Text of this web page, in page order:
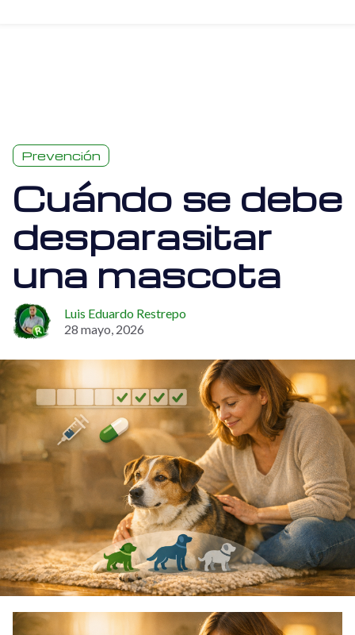
Prevención
Cuándo se debe
desparasitar
una mascota
Luis Eduardo Restrepo
28 mayo, 2026